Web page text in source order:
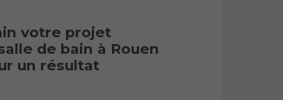
votre projet
de bain à Rouen
un résultat